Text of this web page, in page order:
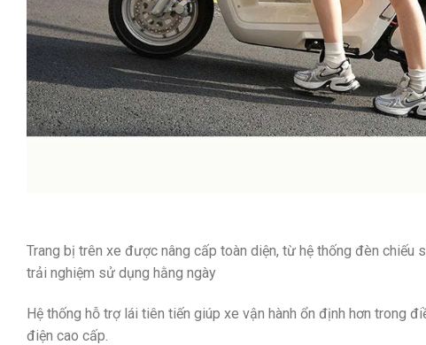
Trang bị trên xe được nâng cấp toàn diện, từ hệ thống đèn chiếu
trải nghiệm sử dụng hằng ngày
Hệ thống hỗ trợ lái tiên tiến giúp xe vận hành ổn định hơn trong
điện cao cấp.